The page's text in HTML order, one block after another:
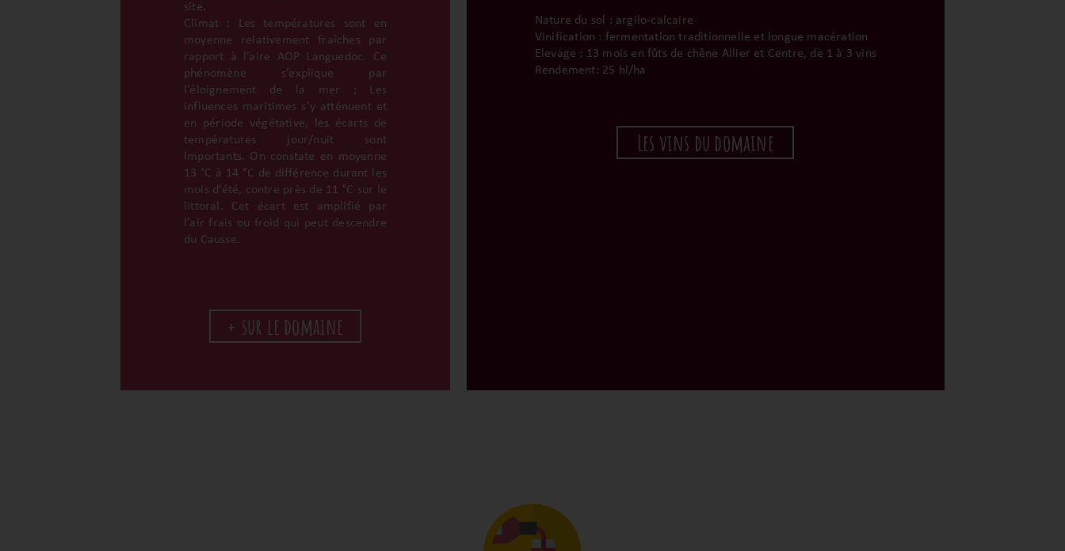
site.
Climat : Les températures sont en
moyenne relativement fraîches par
rapport à l’aire AOP Languedoc. Ce
phénomène s’explique par
l’éloignement de la mer ; Les
influences maritimes s’y atténuent et
en période végétative, les écarts de
températures jour/nuit sont
importants. On constate en moyenne
13 °C à 14 °C de différence durant les
mois d’été, contre près de 11 °C sur le
littoral. Cet écart est amplifié par
l’air frais ou froid qui peut descendre
du Causse.
+ sur le domaine
Nature du sol : argilo-calcaire
Vinification : fermentation traditionnelle et longue macération
Elevage : 13 mois en fûts de chêne Allier et Centre, de 1 à 3 vins
Rendement: 25 hl/ha
Les vins du domaine